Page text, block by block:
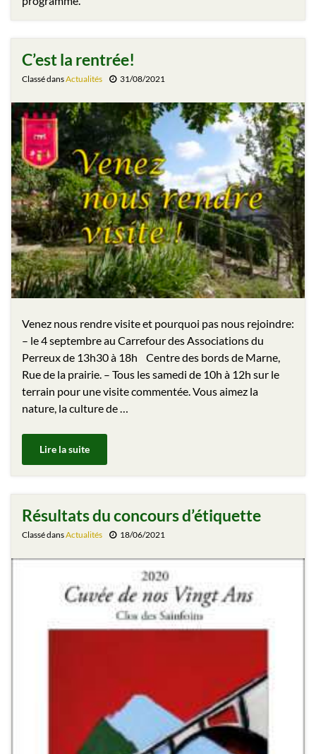
C’est la rentrée!
Classé dansActualités 31/08/2021
Venez nous rendre visite et pourquoi pas nous rejoindre:
– le 4 septembre au Carrefour des Associations du
Perreux de 13h30 à 18h Centre des bords de Marne,
Rue de la prairie. – Tous les samedi de 10h à 12h sur le
terrain pour une visite commentée. Vous aimez la
nature, la culture de …
Lire la suite
Résultats du concours d’étiquette
Classé dansActualités 18/06/2021